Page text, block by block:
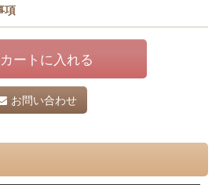
項
カートに入れる
お問い合わせ